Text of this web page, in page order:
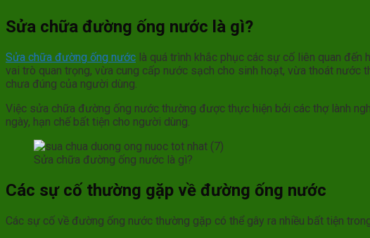
Sửa chữa đường ống nước là gì?
Sửa chữa đường ống nước là quá trình khắc phục các sự cố liên quan
vai trò quan trọng, vừa cung cấp nước sạch cho sinh hoạt, vừa thoát
chưa đúng của người dùng.
Việc sửa chữa đường ống nước thường được thực hiện bởi các thợ lành
ngày, hạn chế bất tiện cho người dùng.
Sửa chữa đường ống nước là gì?
Các sự cố thường gặp về đường ống nước
Các sự cố về đường ống nước thường gặp có thể gây ra nhiều bất tiện